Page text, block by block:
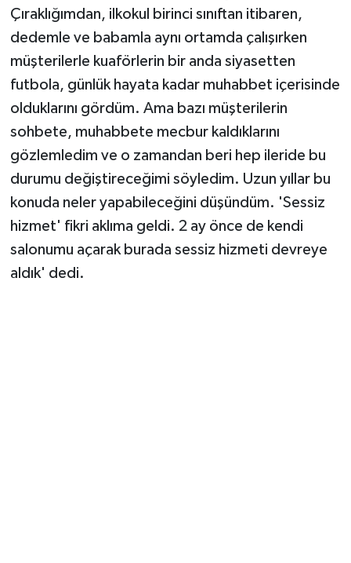
Çıraklığımdan, ilkokul birinci sınıftan itibaren,
dedemle ve babamla aynı ortamda çalışırken
müşterilerle kuaförlerin bir anda siyasetten
futbola, günlük hayata kadar muhabbet içerisinde
olduklarını gördüm. Ama bazı müşterilerin
sohbete, muhabbete mecbur kaldıklarını
gözlemledim ve o zamandan beri hep ileride bu
durumu değiştireceğimi söyledim. Uzun yıllar bu
konuda neler yapabileceğini düşündüm. 'Sessiz
hizmet' fikri aklıma geldi. 2 ay önce de kendi
salonumu açarak burada sessiz hizmeti devreye
aldık' dedi.